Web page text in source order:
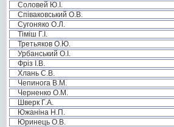
Соловей Ю.І.
Співаковський О.В.
Сугоняко О.Л.
Тіміш Г.І.
Третьяков О.Ю.
Урбанський О.І.
Фріз І.В.
Хлань С.В.
Чепинога В.М.
Черненко О.М.
Шверк Г.А.
Южаніна Н.П.
Юринець О.В.